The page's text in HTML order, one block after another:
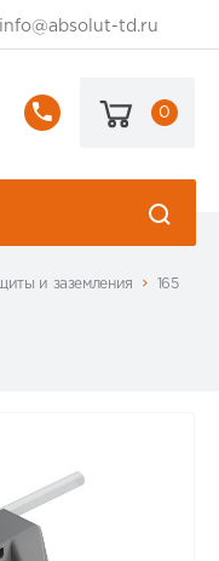
info@absolut-td.ru
+7
178-
0
и заземления
165